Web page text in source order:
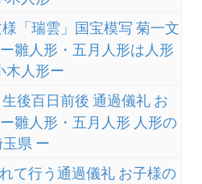
「瑞雲」国宝模写 菊一文
雛人形・五月人形は人形
木人形ー
後百日前後 通過儀礼 お
雛人形・五月人形 人形の
県 ー
て行う通過儀礼 お子様の